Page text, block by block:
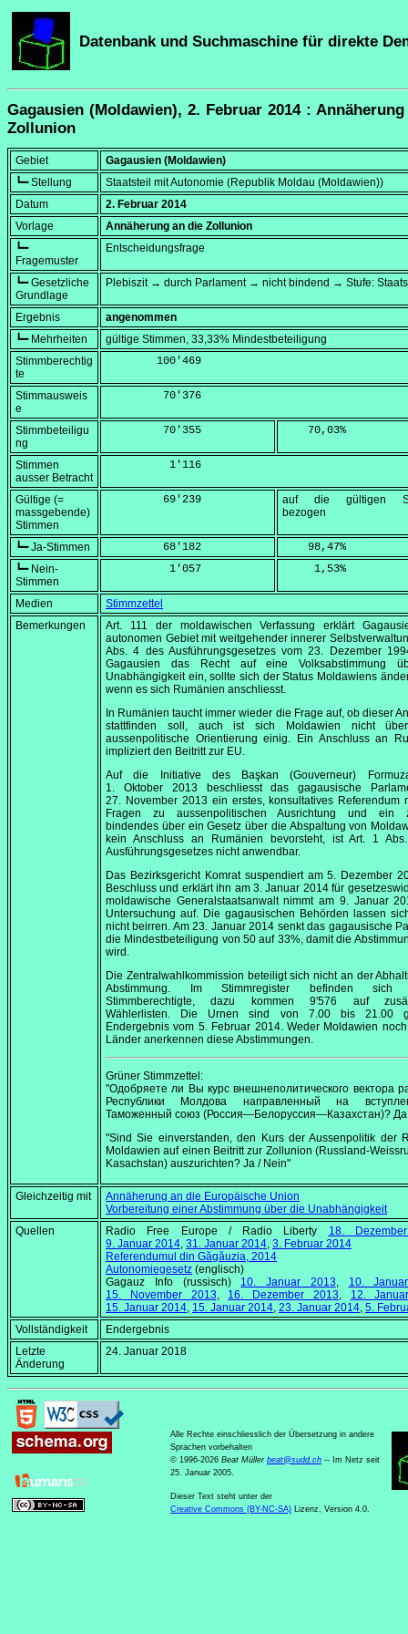
Datenbank und Suchmaschine für direkte
Gagausien (Moldawien), 2. Februar 2014 :
Zollunion
Gebiet
Gagausien (Moldawien)
┗━ Stellung
Staatsteil mit Autonomie (Republik Moldau (Moldawien))
Datum
2. Februar 2014
Vorlage
Annäherung an die Zollunion
┗━
Fragemuster
Entscheidungsfrage
┗━ Gesetzliche
Grundlage
Plebiszit → durch Parlament → nicht bindend → Stufe:
Ergebnis
angenommen
┗━ Mehrheiten
gültige Stimmen, 33,33% Mindestbeteiligung
Stimmberechtig
te
        100'469
Stimmausweis
e
         70'376
Stimmbeteiligu
ng
         70'355
    70,03
%
Stimmen
ausser Betracht
          1'116
Gültige (=
massgebende)
Stimmen
         69'239
auf die gültigen
bezogen
┗━ Ja-Stimmen
         68'182
    98,47
%
┗━ Nein-
Stimmen
          1'057
     1,53
%
Medien
Stimmzettel
Bemerkungen
Art. 111 der moldawischen Verfassung erklärt
autonomen Gebiet mit weitgehender innerer
Abs. 4 des Ausführungsgesetzes vom23. Dezember
Gagausien das Recht auf eine Volksabstimmung
Unabhängigkeit ein, sollte sich der Status Moldawiens
wenn es sich Rumänien anschliesst.
In Rumänien taucht immer wieder die Frage auf, ob dieser
stattfinden soll, auch ist sich Moldawien nicht
aussenpolitische Orientierung einig. Ein Anschluss an
impliziert den Beitritt zur EU.
Auf die Initiative des
Başkan (Gouverneur)
1. Oktober 2013beschliesst das gagausische
27. November 2013ein erstes, konsultatives Referendum
Fragen zu aussenpolitischen Ausrichtung und ein
bindendes über ein Gesetz über die Abspaltung von
kein Anschluss an Rumänien bevorsteht, ist Art. 1
Ausführungsgesetzes nicht anwendbar.
Das Bezirksgericht Komrat suspendiert am5. Dezember
Beschluss und erklärt ihn am 3. Januar 2014für
moldawische Generalstaatsanwalt nimmt am 9. Januar
Untersuchung auf. Die gagausischen Behörden lassen
nicht beirren. Am23. Januar 2014 senkt das gagausische
die Mindestbeteiligung von 50 auf 33%, damit die
wird.
Die Zentralwahlkommission beteiligt sich nicht an der
Abstimmung. Im Stimmregister befinden sich
Stimmberechtigte, dazu kommen 9'576 auf
Wählerlisten. Die Urnen sind von 7.00bis 21.00
Endergebnis vom 5. Februar 2014. Weder Moldawien
Länder anerkennen diese Abstimmungen.
Grüner Stimmzettel:
"Одобряете ли Вы курс внешнеполитического вектора
Республики Молдова направленный на
Таможенный союз (Россия—Белоруссия—Казахстан)?
"Sind Sie einverstanden, den Kurs der Aussenpolitik der
Moldawien auf einen Beitritt zur Zollunion (Russland-
Kasachstan) auszurichten? Ja / Nein"
Gleichzeitig mit
Annäherung an die Europäische Union
Vorbereitung einer Abstimmung über die Unabhängigkeit
Quellen
Radio Free Europe / Radio Liberty
18.
9. Januar 2014, 31. Januar 2014, 3. Februar 2014
Referendumul din Găgăuzia, 2014
Autonomiegesetz (englisch)
Gagauz Info (russisch) 10. Januar 2013,
10.
15. November 2013, 16. Dezember 2013,
12.
15. Januar 2014, 15. Januar 2014, 23. Januar 2014, 5.
Vollständigkeit
Endergebnis
Letzte
Änderung
24. Januar 2018
Alle Rechte einschliesslich der Übersetzung in andere
Sprachen vorbehalten
© 1996-2026 Beat Müller beat@sudd.ch -- Im Netz seit
25. Januar 2005.
Dieser Text steht unter der
Creative Commons (BY-NC-SA) Lizenz, Version 4.0.